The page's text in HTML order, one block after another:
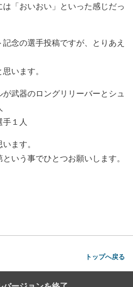
「おいおい」といった感じだっ
念の選手投稿ですが、とりあえ
います。
武器のロングリリーバーとシュ
１人
ます。
いう事でひとつお願いします。
トップへ戻る